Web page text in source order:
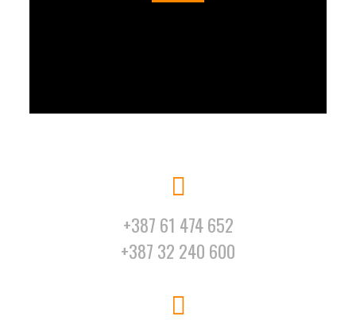
+387 61 474 652
+387 32 240 600